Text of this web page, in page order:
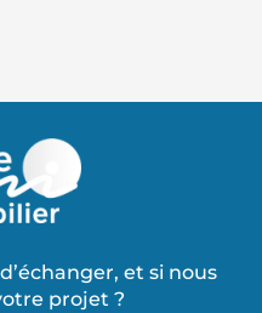
et si nous
projet ?